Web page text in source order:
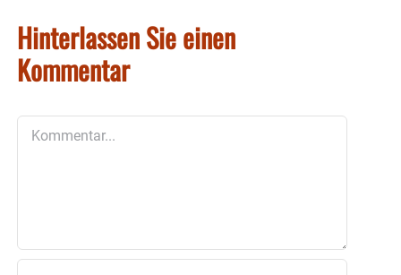
Hinterlassen Sie einen
Kommentar